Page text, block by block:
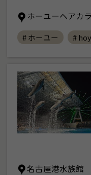
ホーユーヘアカ
# ホーユー #
名古屋港水族館